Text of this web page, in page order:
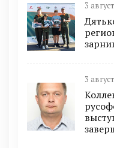
3
3